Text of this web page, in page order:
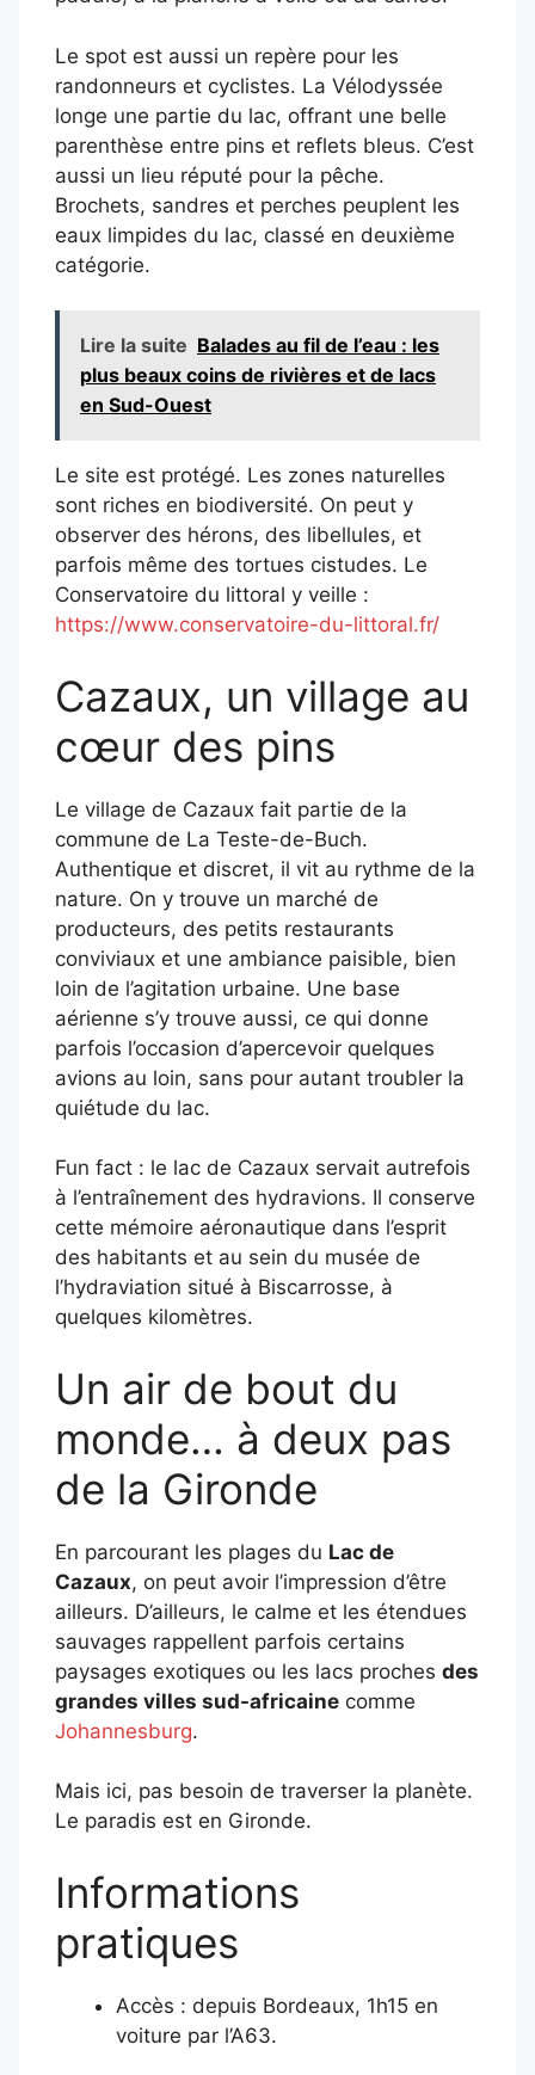
Le spot est aussi un repère pour les
randonneurs et cyclistes. La Vélodyssée
longe une partie du lac, offrant une belle
parenthèse entre pins et reflets bleus. C’est
aussi un lieu réputé pour la pêche.
Brochets, sandres et perches peuplent les
eaux limpides du lac, classé en deuxième
catégorie.
Lire la suite Balades au fil de l’eau : les
plus beaux coins de rivières et de lacs
en Sud-Ouest
Le site est protégé. Les zones naturelles
sont riches en biodiversité. On peut y
observer des hérons, des libellules, et
parfois même des tortues cistudes. Le
Conservatoire du littoral y veille :
https://www.conservatoire-du-littoral.fr/
Cazaux, un village au
cœur des pins
Le village de Cazaux fait partie de la
commune de La Teste-de-Buch.
Authentique et discret, il vit au rythme de la
nature. On y trouve un marché de
producteurs, des petits restaurants
conviviaux et une ambiance paisible, bien
loin de l’agitation urbaine. Une base
aérienne s’y trouve aussi, ce qui donne
parfois l’occasion d’apercevoir quelques
avions au loin, sans pour autant troubler la
quiétude du lac.
Fun fact : le lac de Cazaux servait autrefois
à l’entraînement des hydravions. Il conserve
cette mémoire aéronautique dans l’esprit
des habitants et au sein du musée de
l’hydraviation situé à Biscarrosse, à
quelques kilomètres.
Un air de bout du
monde… à deux pas
de la Gironde
En parcourant les plages du Lac de
Cazaux, on peut avoir l’impression d’être
ailleurs. D’ailleurs, le calme et les étendues
sauvages rappellent parfois certains
paysages exotiques ou les lacs proches des
grandes villes sud-africaine comme
Johannesburg.
Mais ici, pas besoin de traverser la planète.
Le paradis est en Gironde.
Informations
pratiques
Accès : depuis Bordeaux, 1h15 en
voiture par l’A63.